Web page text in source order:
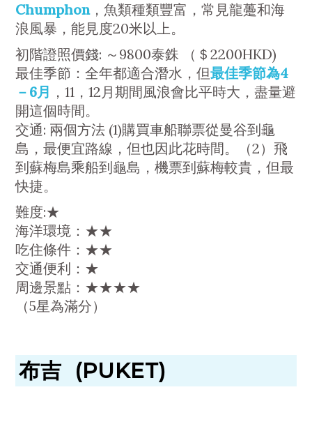
Chumphon，魚類種類豐富，常見龍躉和海
浪風暴，能見度20米以上。
初階證照價錢: ～9800泰銖 （＄2200HKD)
最佳季節：全年都適合潛水，但最佳季節為4
－6月 ，11，12月期間風浪會比平時大，盡量避
開這個時間。
交通: 兩個方法 (1)購買車船聯票從曼谷到龜
島，最便宜路線，但也因此花時間。（2）飛
到蘇梅島乘船到龜島，機票到蘇梅較貴，但最
快捷。
難度:★
海洋環境：★★
吃住條件：★★
交通便利：★
周邊景點：★★★★
（5星為滿分）
布吉 (PUKET)